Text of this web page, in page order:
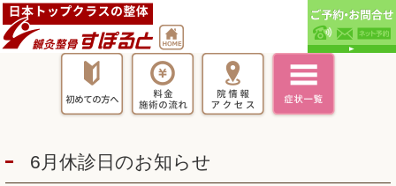
6月休診日のお知らせ